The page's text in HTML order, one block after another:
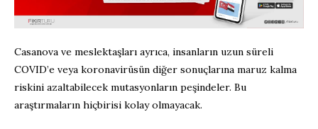
Casanova ve meslektaşları ayrıca, insanların uzun süreli
COVID’e veya koronavirüsün diğer sonuçlarına maruz kalma
riskini azaltabilecek mutasyonların peşindeler. Bu
araştırmaların hiçbirisi kolay olmayacak.